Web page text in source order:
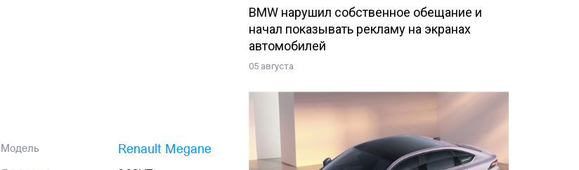
Модель Renault Megane
BMW нарушил собственное обещание и
начал показывать рекламу на экранах
автомобилей
05 августа